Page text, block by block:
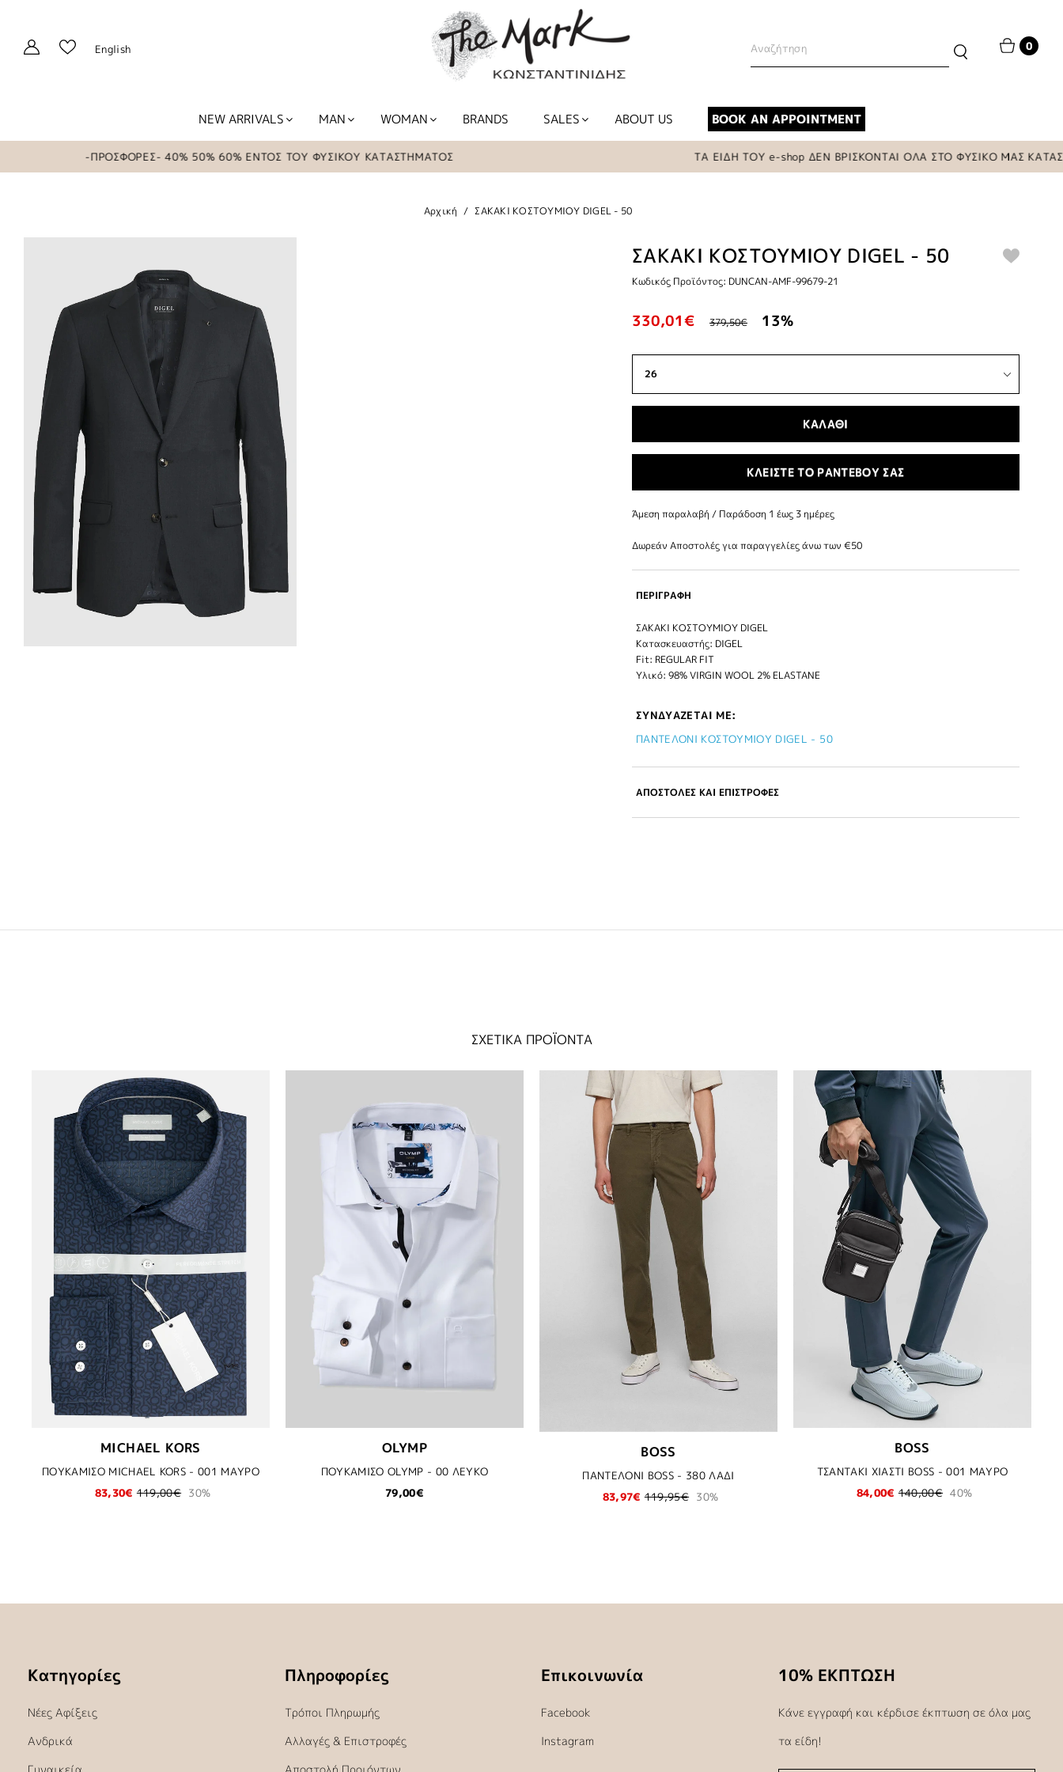
English 0
NEW ARRIVALS MAN WOMAN BRANDS SALES ABOUT US BOOK AN APPOINTMENT
-ΠΡΟΣΦΟΡΕΣ- 40% 50% 60% ΕΝΤΟΣ ΤΟΥ ΦΥΣΙΚΟΥ ΚΑΤΑΣΤΗΜΑΤΟΣ ΤΑ ΕΙΔΗ ΤΟΥ e-shop ΔΕΝ ΒΡΙΣΚΟΝΤΑΙ ΟΛΑ ΣΤΟ ΦΥΣΙΚΟ ΜΑΣ
Αρχική ΣΑΚΑΚΙ ΚΟΣΤΟΥΜΙΟΥ DIGEL - 50
ΣΑΚΑΚΙ ΚΟΣΤΟΥΜΙΟΥ DIGEL - 50
Κωδικός Προϊόντος: DUNCAN-AMF-99679-21
330,01€ 379,50€ 13%
ΚΑΛΑΘΙ
ΚΛΕΙΣΤΕ ΤΟ ΡΑΝΤΕΒΟΥ ΣΑΣ
Άμεση παραλαβή / Παράδoση 1 έως 3 ημέρες
Δωρεάν Αποστολές για παραγγελίες άνω των €50
ΠΕΡΙΓΡΑΦΗ
ΣΑΚΑΚΙ ΚΟΣΤΟΥΜΙΟΥ DIGEL
Κατασκευαστής: DIGEL
Fit: REGULAR FIT
Υλικό: 98% VIRGIN WOOL 2% ELASTANE
ΣΥΝΔΥΑΖΕΤΑΙ ΜΕ:
ΠΑΝΤΕΛΟΝΙ ΚΟΣΤΟΥΜΙΟΥ DIGEL - 50
ΑΠΟΣΤΟΛΕΣ ΚΑΙ ΕΠΙΣΤΡΟΦΕΣ
ΣΧΕΤΙΚΑ ΠΡΟΪΟΝΤΑ
MICHAEL KORS
ΠΟΥΚΑΜΙΣΟ MICHAEL KORS - 001 ΜΑΥΡΟ
83,30€ 119,00€ 30%
OLYMP
ΠΟΥΚΑΜΙΣΟ OLYMP - 00 ΛΕΥΚΟ
79,00€
BOSS
ΠΑΝΤΕΛΟΝΙ BOSS - 380 ΛΑΔΙ
83,97€ 119,95€ 30%
BOSS
ΤΣΑΝΤΑΚΙ ΧΙΑΣΤΙ BOSS - 001 ΜΑΥΡΟ
84,00€ 140,00€ 40%
Κατηγορίες
Νέες Αφίξεις
Ανδρικά
Πληροφορίες
Τρόποι Πληρωμής
Αλλαγές & Επιστροφές
Επικοινωνία
Facebook
Instagram
10% ΕΚΠΤΩΣΗ
Κάνε εγγραφή και κέρδισε έκπτωση σε όλα μας
τα είδη!